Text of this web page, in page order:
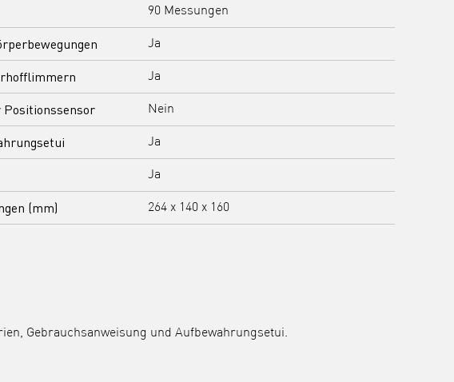
90 Messungen
Ja
Ja
Nein
Ja
Ja
(mm) 264 x 140 x 160
Gebrauchsanweisung und Aufbewahrungsetui.